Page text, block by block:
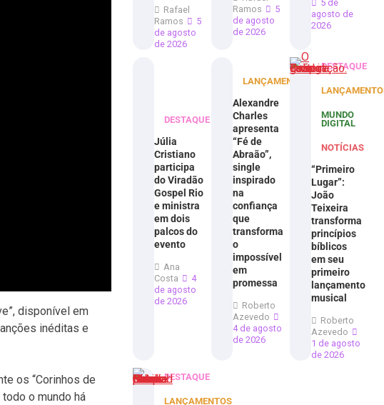
disponível em
inéditas e
os “Corinhos de
o mundo há
Rafael
Ramos
5
de agosto
de 2026
Ramos
5
de agosto
de 2026
5 de
agosto de
2026
DESTAQUE
Júlia
Cristiano
participa
do Viradão
Gospel Rio
e ministra
em dois
palcos do
evento
Ana
Costa
4
de agosto
de 2026
LANÇAMENTOS
Alexandre
Charles
apresenta
“Fé de
Abraão”,
single
inspirado
na
confiança
que
transforma
o
impossível
em
promessa
Roberto
Azevedo
4 de agosto
de 2026
DESTAQUE
MUNDO
DIGITAL
NOTÍCIAS
“Primeiro
Lugar”:
João
Teixeira
transforma
princípios
bíblicos
em seu
primeiro
lançamento
musical
Roberto
Azevedo
1 de agosto
de 2026
DESTAQUE
LANÇAMENTOS